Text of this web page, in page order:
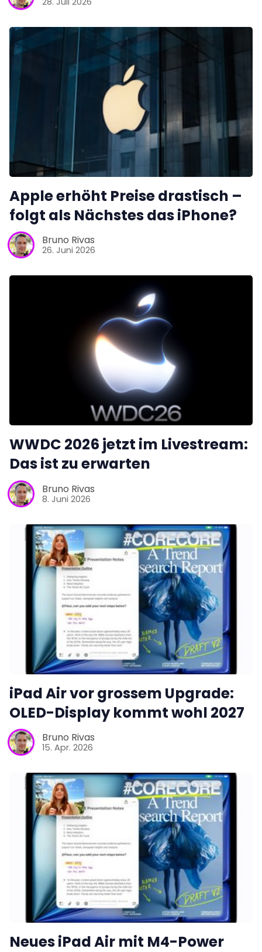
Apple erhöht Preise drastisch –
folgt als Nächstes das iPhone?
Bruno Rivas
26. Juni 2026
WWDC 2026 jetzt im Livestream:
Das ist zu erwarten
Bruno Rivas
8. Juni 2026
iPad Air vor grossem Upgrade:
OLED-Display kommt wohl 2027
Bruno Rivas
15. Apr. 2026
Neues iPad Air mit M4-Power